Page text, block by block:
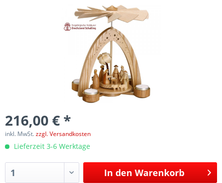
216,00 € *
inkl. MwSt.zzgl. Versandkosten
Lieferzeit 3-6 Werktage
In den Warenkorb